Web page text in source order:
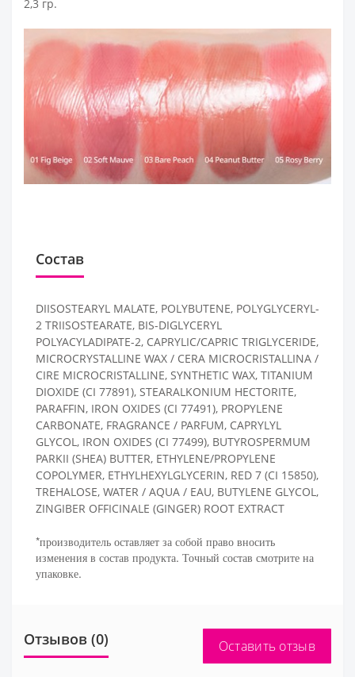
2,3 гр.
Состав
DIISOSTEARYL MALATE, POLYBUTENE, POLYGLYCERYL-
2 TRIISOSTEARATE, BIS-DIGLYCERYL
POLYACYLADIPATE-2, CAPRYLIC/CAPRIC TRIGLYCERIDE,
MICROCRYSTALLINE WAX / CERA MICROCRISTALLINA /
CIRE MICROCRISTALLINE, SYNTHETIC WAX, TITANIUM
DIOXIDE (CI 77891), STEARALKONIUM HECTORITE,
PARAFFIN, IRON OXIDES (CI 77491), PROPYLENE
CARBONATE, FRAGRANCE / PARFUM, CAPRYLYL
GLYCOL, IRON OXIDES (CI 77499), BUTYROSPERMUM
PARKII (SHEA) BUTTER, ETHYLENE/PROPYLENE
COPOLYMER, ETHYLHEXYLGLYCERIN, RED 7 (CI 15850),
TREHALOSE, WATER / AQUA / EAU, BUTYLENE GLYCOL,
ZINGIBER OFFICINALE (GINGER) ROOT EXTRACT
*производитель оставляет за собой право вносить
изменения в состав продукта. Точный состав смотрите на
упаковке.
Отзывов (0) Оставить отзыв